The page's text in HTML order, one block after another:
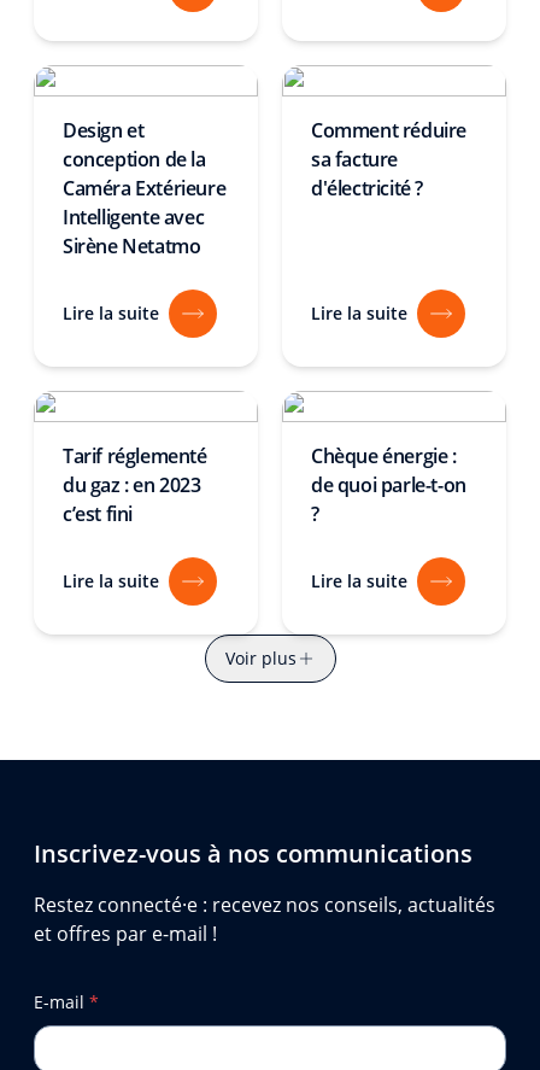
Design et
conception de la
Caméra Extérieure
Intelligente avec
Sirène Netatmo
Lire la suite
Comment réduire
sa facture
d'électricité ?
Lire la suite
Tarif réglementé
du gaz : en 2023
c’est fini
Lire la suite
Chèque énergie :
de quoi parle-t-on
?
Lire la suite
Voir plus
Inscrivez-vous à nos communications
Restez connecté·e : recevez nos conseils, actualités
et offres par e-mail !
E-mail *